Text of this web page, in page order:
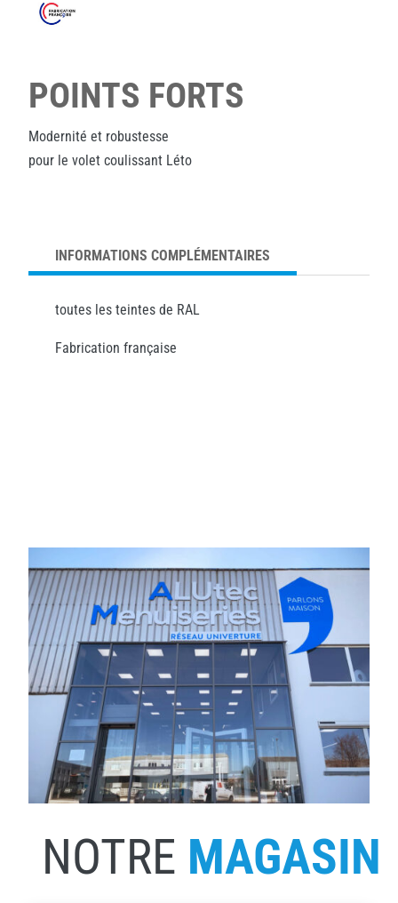
POINTS FORTS
Modernité et robustesse
pour le volet coulissant Léto
INFORMATIONS COMPLÉMENTAIRES
toutes les teintes de RAL
Fabrication française
NOTRE MAGASIN